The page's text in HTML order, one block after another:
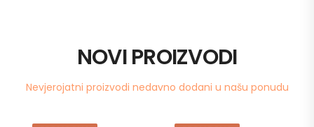
NOVI PROIZVODI
Nevjerojatni proizvodi nedavno dodani u našu ponudu